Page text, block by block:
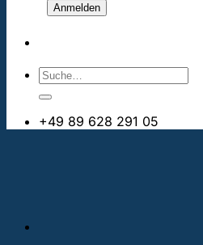
+49 89 628 291 05